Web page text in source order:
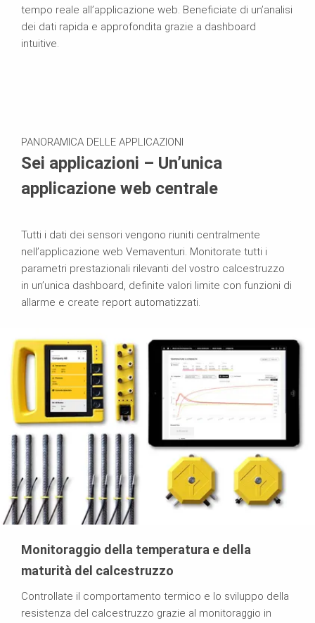
tempo reale all’applicazione web. Beneficiate di un’analisi
dei dati rapida e approfondita grazie a dashboard
intuitive.
PANORAMICA DELLE APPLICAZIONI
Sei applicazioni – Un’unica
applicazione web centrale
Tutti i dati dei sensori vengono riuniti centralmente
nell’applicazione web Vemaventuri. Monitorate tutti i
parametri prestazionali rilevanti del vostro calcestruzzo
in un’unica dashboard, definite valori limite con funzioni di
allarme e create report automatizzati.
Monitoraggio della temperatura e della
maturità del calcestruzzo
Controllate il comportamento termico e lo sviluppo della
resistenza del calcestruzzo grazie al monitoraggio in